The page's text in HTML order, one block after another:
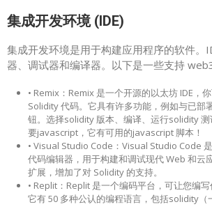
集成开发环境 (IDE)
集成开发环境是用于构建应用程序的软件。
器、调试器和编译器。以下是一些支持
• Remix：Remix 是一个开源的以太坊 IDE，
Solidity 代码。它具有许多功能，例如与已部
钮。选择solidity 版本、编译、运行solidity
要javascript，它有可用的javascript 脚本！
• Visual Studio Code：Visual Studio Code
代码编辑器，用于构建和调试现代 Web 和云
扩展，增加了对 Solidity 的支持。
• Replit：Replit 是一个编码平台，可让您编写
它有 50 多种公认的编程语言，包括solidity（